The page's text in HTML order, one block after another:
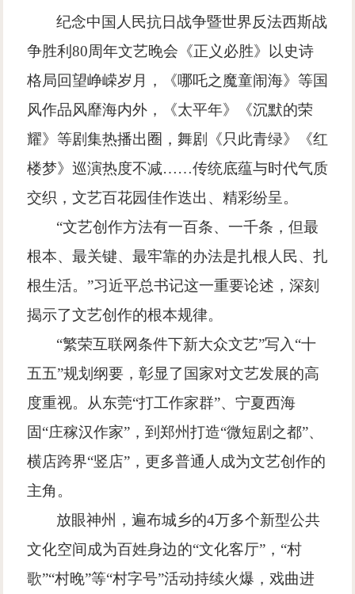
纪念中国人民抗日战争暨世界反法西斯战
争胜利 80周年文艺晚会《正义必胜》以史诗
格局回望峥嵘岁月，《哪吒之魔童闹海》等国
风作品风靡海内外，《太平年》《沉默的荣
耀》等剧集热播出圈，舞剧《只此青绿》《红
楼梦》巡演热度不减……传统底蕴与时代气质
交织，文艺百花园佳作迭出、精彩纷呈。
“文艺创作方法有一百条、一千条，但最
根本、最关键、最牢靠的办法是扎根人民、扎
根生活。 ”习近平总书记这一重要论述，深刻
揭示了文艺创作的根本规律。
“繁荣互联网条件下新大众文艺”写入 “十
五五”规划纲要，彰显了国家对文艺发展的高
度重视。从东莞“打工作家群”、宁夏西海
固“庄稼汉作家”，到郑州打造“微短剧之都”、
横店跨界“竖店”，更多普通人成为文艺创作的
主角。
放眼神州，遍布城乡的4万多个新型公共
文化空间成为百姓身边的“文化客厅”， “村
歌”“村晚”等“村字号”活动持续火爆，戏曲进